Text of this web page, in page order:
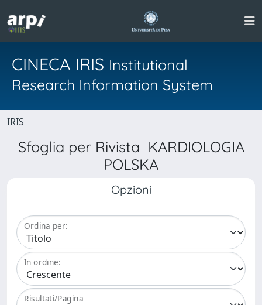
CINECA IRIS Institutional
Research Information System
IRIS
Sfoglia per Rivista KARDIOLOGIA
POLSKA
Opzioni
Ordina per:
In ordine:
Risultati/Pagina